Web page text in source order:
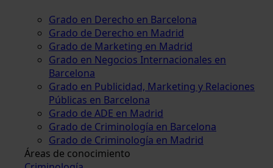
Grado en Derecho en Barcelona
Grado de Derecho en Madrid
Grado de Marketing en Madrid
Grado en Negocios Internacionales en
Barcelona
Grado en Publicidad, Marketing y Relaciones
Públicas en Barcelona
Grado de ADE en Madrid
Grado de Criminología en Barcelona
Grado de Criminología en Madrid
Áreas de conocimiento